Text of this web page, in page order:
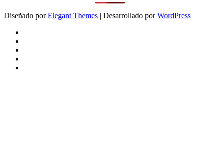
Diseñado porElegant Themes | Desarrollado porWordPress